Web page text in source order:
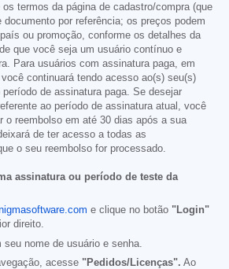
termos da página de cadastro/compra (que
por referência; os preços podem
ou promoção, conforme os detalhes da
que você seja um usuário contínuo e
Para usuários com assinatura paga, em
continuará tendo acesso ao(s) seu(s)
de assinatura paga. Se desejar
ao período de assinatura atual, você
o reembolso em até 30 dias após a sua
de ter acesso a todas as
o seu reembolso for processado.
assinatura ou período de teste da
e clique no botão "Login"
direito.
seu nome de usuário e senha.
acesse "Pedidos/Licenças". Ao